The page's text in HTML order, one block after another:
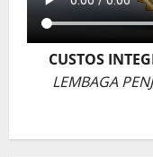
CUSTOS
LEMBAGA